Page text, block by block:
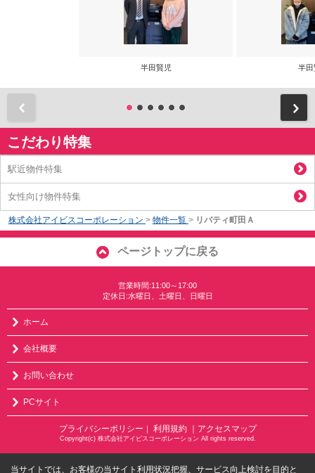
半田賢児 半田
こだわり特集
駅近物件特集
女性向け物件特集
株式会社アイビスコーポレーション > 物件一覧 > リバティ町田Ａ
ページトップに戻る
営業時間:11:00～17:00
定休日:水曜日、土曜日、日曜日
ホーム
会社概要
お問い合わせ
PCサイト
プライバシーポリシー 利用規約 ｜アクセスマップ
Copyright(c) 株式会社アイビスコーポレーション All rights reserved.
当サイトでは、お客様の当サイト利用状況把握、サービス向上検討を目的と